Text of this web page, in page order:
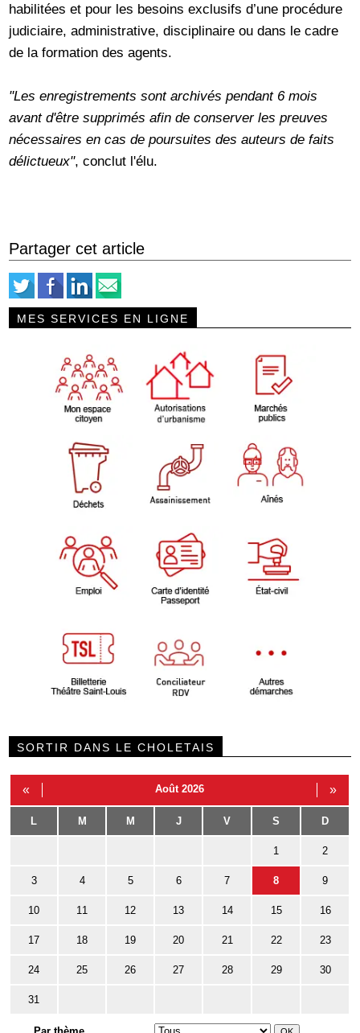
habilitées et pour les besoins exclusifs d’une procédure
judiciaire, administrative, disciplinaire ou dans le cadre
de la formation des agents.
"Les enregistrements sont archivés pendant 6 mois
avant d'être supprimés afin de conserver les preuves
nécessaires en cas de poursuites des auteurs de faits
délictueux", conclut l'élu.
Partager cet article
MES SERVICES EN LIGNE
SORTIR DANS LE CHOLETAIS
« Août 2026 »
L M M J V S D
1 2
3 4 5 6 7 8 9
10 11 12 13 14 15 16
17 18 19 20 21 22 23
24 25 26 27 28 29 30
31